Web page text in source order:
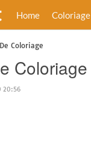
Home Coloriage
Coloriage
Coloriage
20:56